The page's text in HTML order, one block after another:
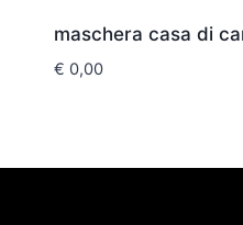
maschera casa di
€ 0,00